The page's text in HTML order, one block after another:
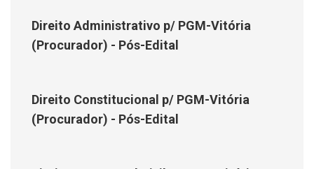
Direito Administrativo p/ PGM-Vitória
(Procurador) - Pós-Edital
Direito Constitucional p/ PGM-Vitória
(Procurador) - Pós-Edital